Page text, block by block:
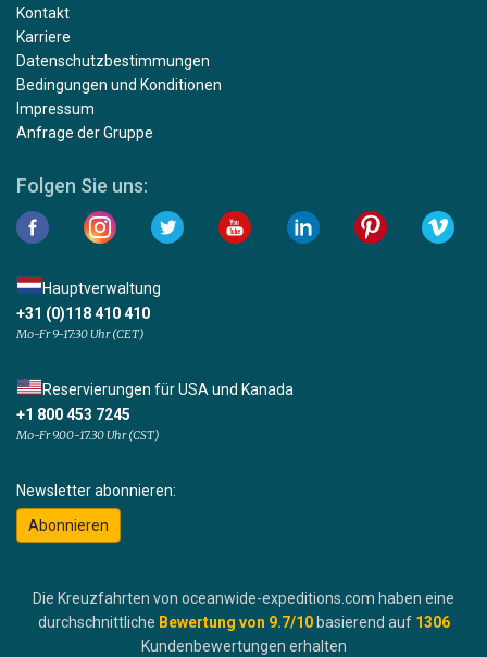
Kontakt
Karriere
Datenschutzbestimmungen
Bedingungen und Konditionen
Impressum
Anfrage der Gruppe
Folgen Sie uns:
Hauptverwaltung
+31 (0)118 410 410
Mo-Fr 9-17:30 Uhr (CET)
Reservierungen für USA und Kanada
+1 800 453 7245
Mo-Fr 9.00-17.30 Uhr (CST)
Newsletter abonnieren:
Abonnieren
Die Kreuzfahrten von oceanwide-expeditions.com haben eine
durchschnittliche Bewertung von 9.7/10 basierend auf 1306
Kundenbewertungen erhalten